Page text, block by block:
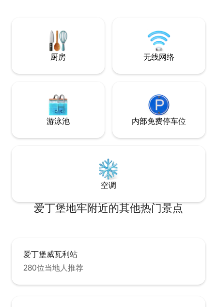
✔ Comfortable King Bedroom ✔ Open
Design Living ✔ Fully Equipped Kitchen
✔ Luxury Spa Bathroom ✔ Front Patio ✔
Smart TVs ✔ High-Speed Wi-Fi
好不过了。 整套房源。 我会在当地，如果
您有任何疑问或问
务。 公寓位于老城中心，距离充满活力的
精品店、手工艺品
之遥，餐厅遍布
巷。 这里是参观
Royal Mile ） ，
车和当地巴士也是
中心的游戏名称！
可乘坐巴士或电车
厨房 无线网络
游泳池 内部免费停车位
空调
爱丁堡地牢附近的其他热门景点
爱丁堡威瓦利站
280位当地人推荐